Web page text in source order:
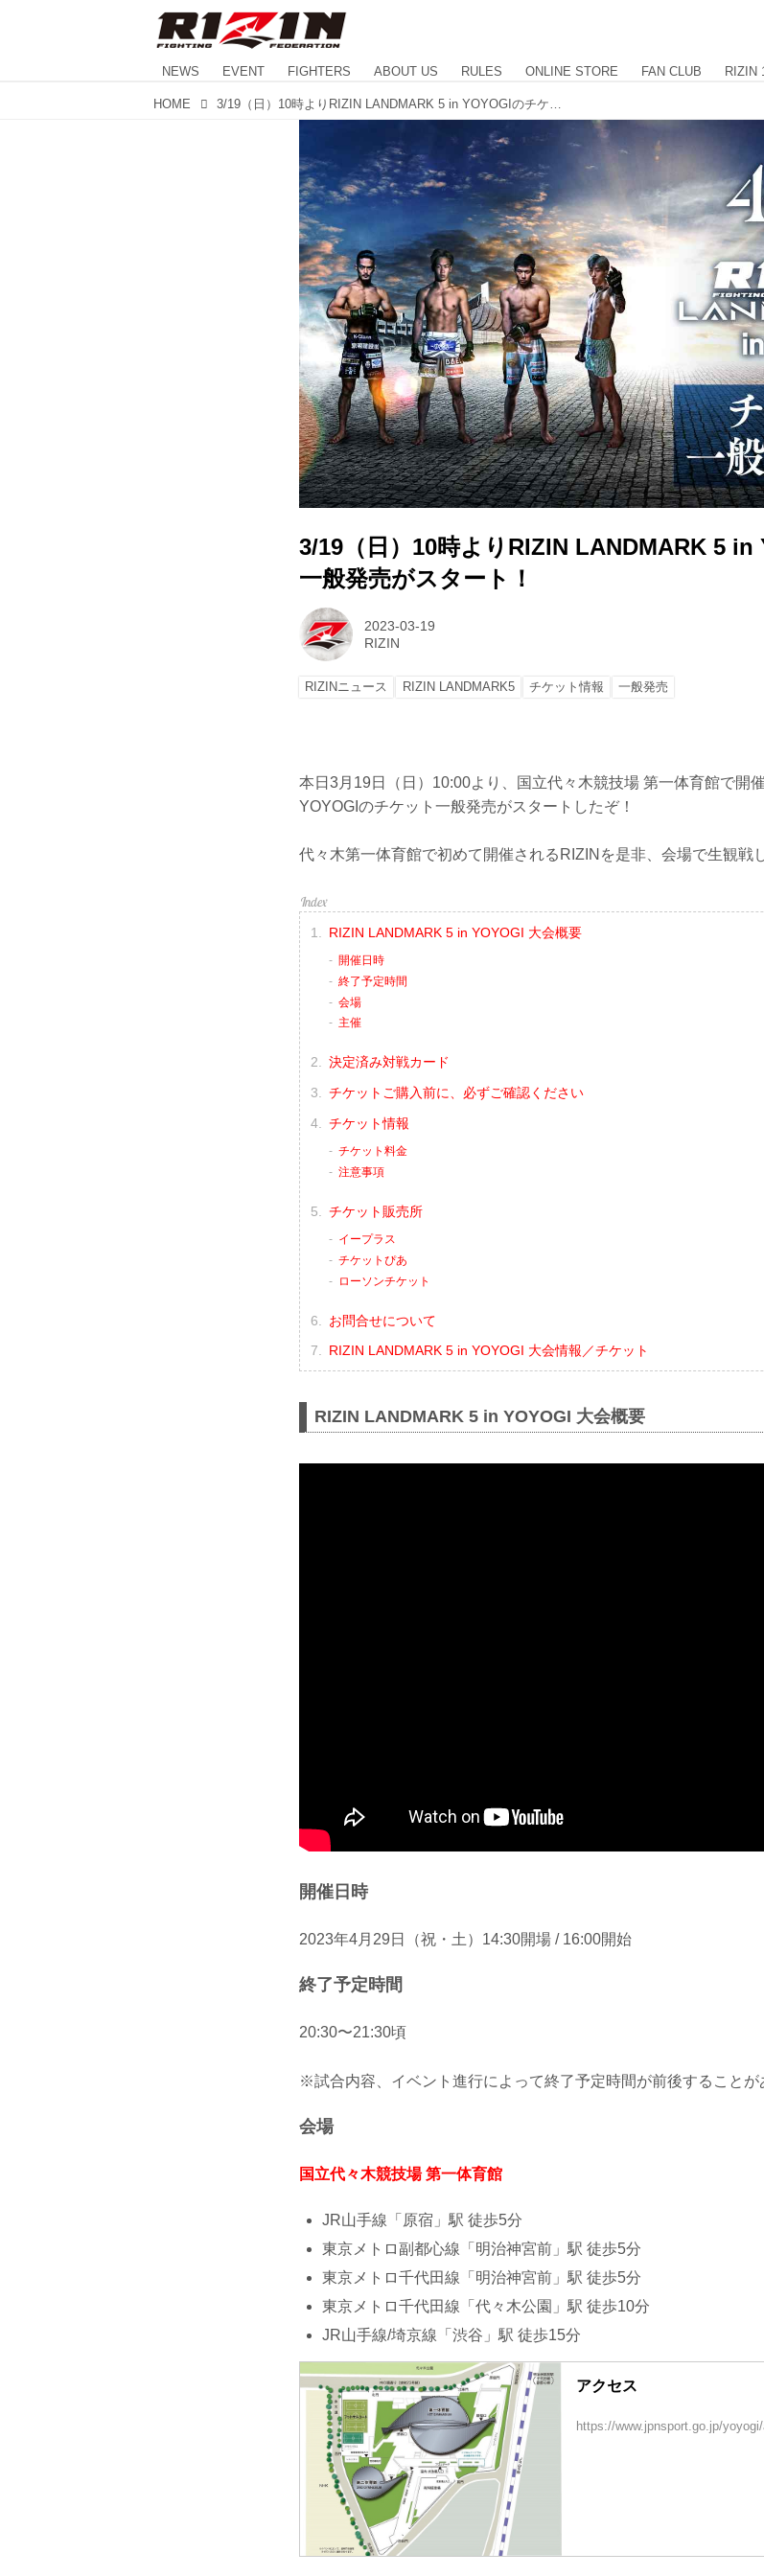
NEWS EVENT FIGHTERS ABOUT US RULES ONLINE STORE FAN CLUB RIZIN
HOME
3/19（日）10時よりRIZIN LANDMARK 5 in
一般発売がスタート！
2023-03-19
RIZIN
RIZINニュース RIZIN LANDMARK5 チケット情報 一般発売
本日3月19日（日）10:00より、国立代々木競技場 第一体育館で開
YOYOGIのチケット一般発売がスタートしたぞ！
代々木第一体育館で初めて開催されるRIZINを是非、会場で生観戦
RIZIN LANDMARK 5 in YOYOGI 大会概要
開催日時
終了予定時間
会場
主催
決定済み対戦カード
チケットご購入前に、必ずご確認ください
チケット情報
チケット料金
注意事項
チケット販売所
イープラス
チケットぴあ
ローソンチケット
お問合せについて
RIZIN LANDMARK 5 in YOYOGI 大会情報／チケット
RIZIN LANDMARK 5 in YOYOGI 大会概要
開催日時
2023年4月29日（祝・土）14:30開場 / 16:00開始
終了予定時間
20:30〜21:30頃
※試合内容、イベント進行によって終了予定時間が前後することが
会場
国立代々木競技場 第一体育館
JR山手線「原宿」駅 徒歩5分
東京メトロ副都心線「明治神宮前」駅 徒歩5分
東京メトロ千代田線「明治神宮前」駅 徒歩5分
東京メトロ千代田線「代々木公園」駅 徒歩10分
JR山手線/埼京線「渋谷」駅 徒歩15分
アクセス
https://www.jpnsport.go.jp/